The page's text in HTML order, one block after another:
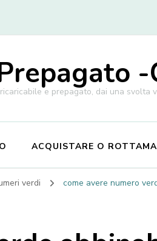
e prepagato, dai una svolta
ACQUISTARE O
verdi come avere numero